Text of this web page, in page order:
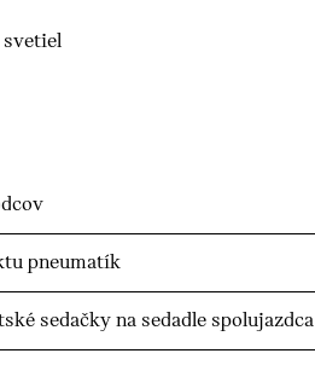
pneumatík
sedačky na sedadle spolujazdca